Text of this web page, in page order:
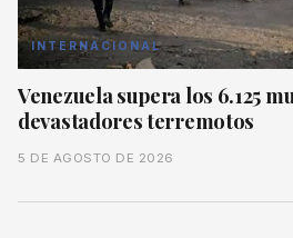
INTERNACIONAL
Venezuela supera los 6.125
devastadores terremotos
5 DE AGOSTO DE 2026